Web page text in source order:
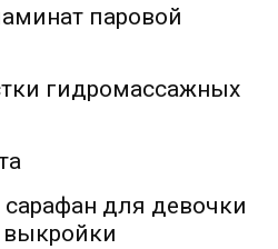
паровой
гидромассажных
для девочки